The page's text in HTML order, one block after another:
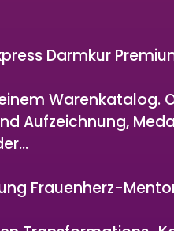
Darmkur
Warenkatalog.
Aufzeichnung,
Frauenherz-